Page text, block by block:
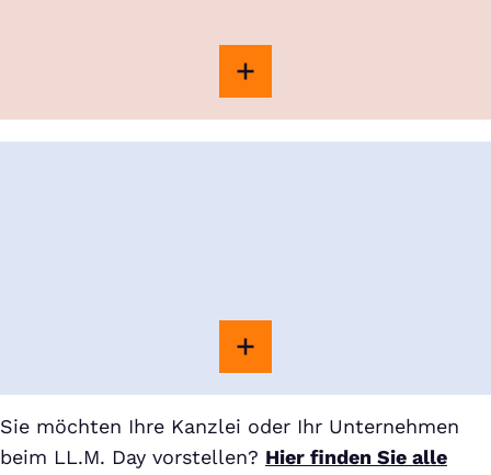
Sie möchten Ihre Kanzlei oder Ihr Unternehmen
beim LL.M. Day vorstellen? Hier finden Sie alle